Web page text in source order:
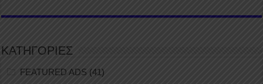
ΚΑΤΗΓΟΡΙΕΣ
FEATURED ADS (41)